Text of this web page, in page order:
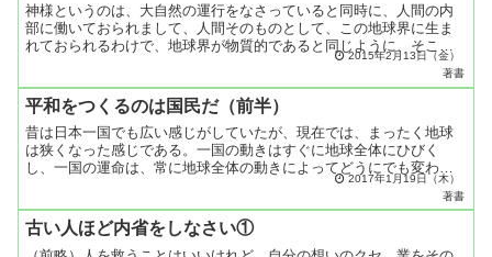
神様というのは、大自然の運行をなさっていると同時に、人間の内
部に働いておられまして、人間そのものとして、この地球界に生ま
れておられるわけで、地球界が物質的であると同じように、そこに
住む人間を物質的肉体というものでつつんで現わしているのでし
2015年2月13日（金）
著書
平和をつくるのは国民だ（前半）
昔は日本一国でも広い感じがしていたが、現在では、まったく地球
は狭くなった感じである。一国の動きはすぐに地球全体にひびく
し、一国の運命は、常に地球全体の動きによってどうにでも変わっ
てしまう。今はそういう時代である。宇宙衛星によるテレビ放送
2017年1月19日（木）
著書
古い人ほど内省をしなさい①